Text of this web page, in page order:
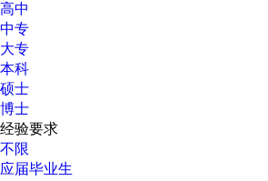
高中
中专
大专
本科
硕士
博士
经验要求
不限
应届毕业生